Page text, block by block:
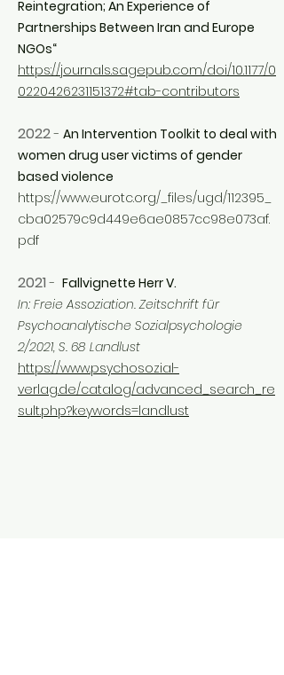
Reintegration; An Experience of
Partnerships Between Iran and Europe
NGOs“
https://journals.sagepub.com/doi/10.1177/0
0220426231151372#tab-contributors
2022- An Intervention Toolkit to deal with
women drug user victims of gender
based violence
https://www.eurotc.org/_files/ugd/112395_
cba02579c9d449e6ae0857cc98e073af.
pdf
2021 - Fallvignette Herr V.
In: Freie Assoziation. Zeitschrift für
Psychoanalytische Sozialpsychologie
2/2021, S. 68 Landlust
https://www.psychosozial-
verlag.de/catalog/advanced_search_re
sult.php?keywords=landlust